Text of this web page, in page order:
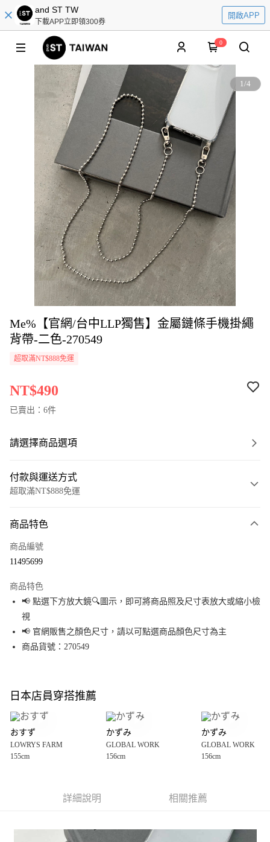
and ST TW
下載APP立即領300券
開啟APP
0
1/4
Me%【官網/台中LLP獨售】金屬鏈條手機掛繩
背帶-二色-270549
超取滿NT$888免運
NT$490
已賣出：6件
請選擇商品選項
付款與運送方式
超取滿NT$888免運
信用卡一次付款
Apple Pay
街口支付
悠遊付
全盈+PAY
大哥付你分期
【大哥付你分期使用說明】
1.本服務由台灣大哥大提供，台灣大哥大用戶可立即使用無須另外申請。
2.付款方式選擇「大哥付你分期」，訂單成立後會自動跳轉到大哥付的交易
3.實際核准額度、可分期數及費用金額請依後續交易確認頁面所載為準。
4.訂單成立30分鐘內，如未前往確認交易或遇審核未通過，訂單將自動取
【繳款方式說明】
AFTEE先享後付
３．安心：先確認商品／服務後，再付款。
每筆NT$80，滿NT$888(含以上)免運費
商品特色
商品編號
11495699
商品特色
📢 點選下方放大鏡🔍圖示，即可將商品照及尺寸表放大或縮小檢
視
📢 官網販售之顏色尺寸，請以可點選商品顏色尺寸為主
商品貨號：270549
日本店員穿搭推薦
おすず
LOWRYS FARM
155cm
かずみ
GLOBAL WORK
156cm
かずみ
GLOBAL WORK
156cm
詳細說明 相關推薦